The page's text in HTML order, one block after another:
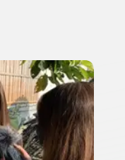
人或關鍵字